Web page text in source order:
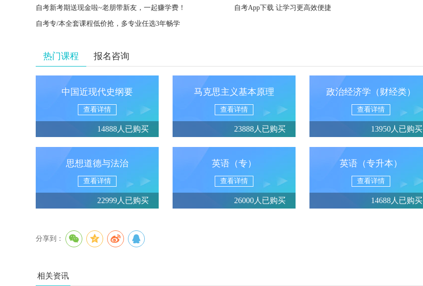
自考新考期送现金啦~老朋带新友，一起赚学费！ 自考App下载 让学习更高效便捷
自考专/本全套课程低价抢，多专业任选3年畅学
热门课程 报名咨询
中国近现代史纲要
查看详情
14888人已购买
马克思主义基本原理
查看详情
23888人已购买
政治经济学（财经类）
查看详情
13950人已购买
思想道德与法治
查看详情
22999人已购买
英语（专）
查看详情
26000人已购买
英语（专升本）
查看详情
14688人已购买
分享到：
相关资讯